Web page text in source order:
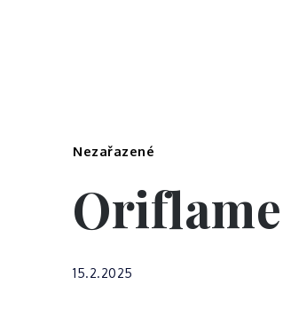
Nezařazené
Oriflame
15.2.2025